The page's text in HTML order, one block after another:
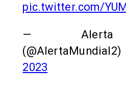
pic.twitter.com/
— Alerta
(@AlertaMundial2)
2023